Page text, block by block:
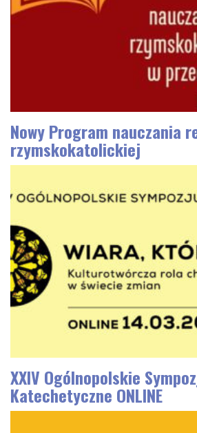
Nowy Program nauczania
rzymskokatolickiej
XXIV Ogólnopolskie
Katechetyczne ONLINE